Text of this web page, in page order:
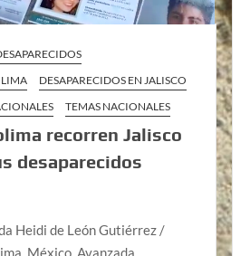
DESAPARECIDOS EN JALISCO
TEMAS NACIONALES
recorren Jalisco
desaparecidos
Heidi de León Gutiérrez /
México, Avanzada